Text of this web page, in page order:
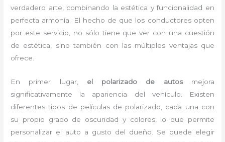
verdadero arte, combinando la estética y funcionalidad en
perfecta armonía. El hecho de que los conductores opten
por este servicio, no sólo tiene que ver con una cuestión
de estética, sino también con las múltiples ventajas que
ofrece.
En primer lugar, el polarizado de autosmejora
significativamente la apariencia del vehículo. Existen
diferentes tipos de películas de polarizado, cada una con
su propio grado de oscuridad y colores, lo que permite
personalizar el auto a gusto del dueño. Se puede elegir